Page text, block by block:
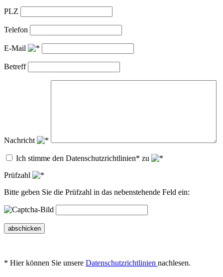
PLZ
Telefon
E-Mail
Betreff
Nachricht
Ich stimme den Datenschutzrichtlinien* zu
Prüfzahl
Bitte geben Sie die Prüfzahl in das nebenstehende Feld ein:
abschicken
* Hier können Sie unsere Datenschutzrichtlinien nachlesen.